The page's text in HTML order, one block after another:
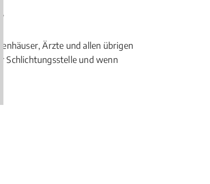
Ärzte und allen übrigen
Schlichtungsstelle und wenn